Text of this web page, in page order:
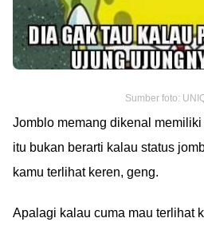
Sumber foto:
Jomblo memang dikenal
itu bukan berarti kalau status
kamu terlihat keren, geng.
Apalagi kalau cuma mau terlihat